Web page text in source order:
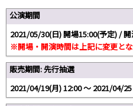
公演期間
2021/05/30(日) 開場15:00(予定) /
※開場・開演時間は上記に変更とな
販売期間: 先行抽選
2021/04/19(月) 12:00 〜 2021/04/